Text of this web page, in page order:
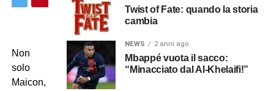
Non
solo
Maicon,
Twist of Fate: quando la storia
cambia
NEWS 2 anni ago
Mbappé vuota il sacco:
“Minacciato dal Al-Khelaifi!”